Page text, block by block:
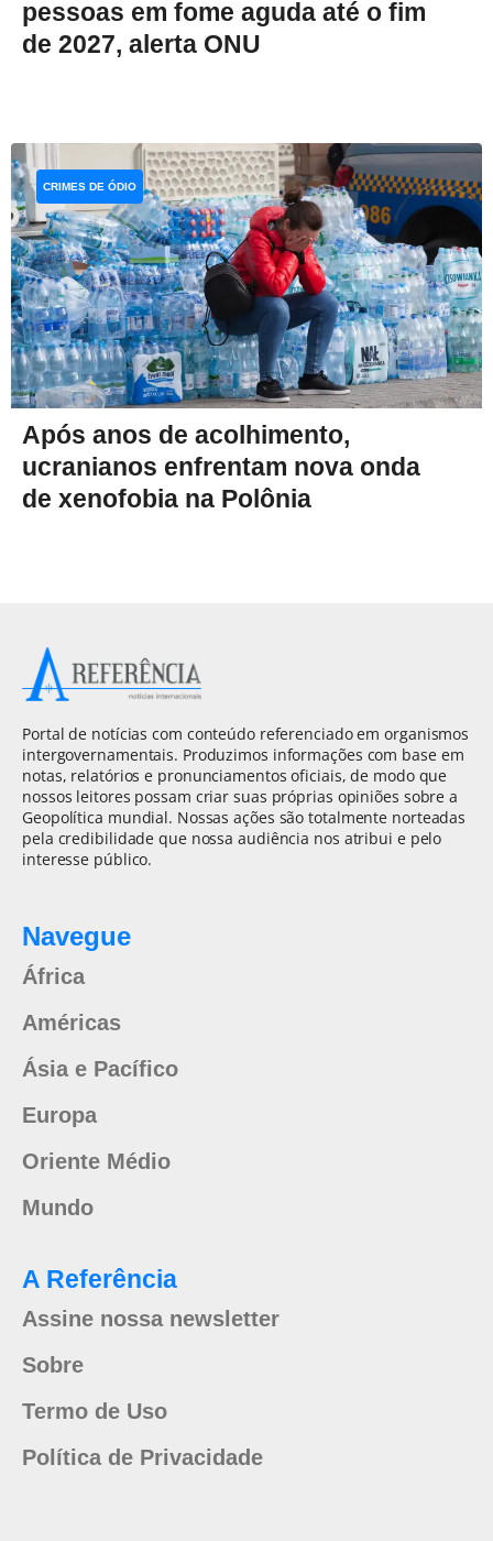
pessoas em fome aguda até o fim
de 2027, alerta ONU
Após anos de acolhimento,
ucranianos enfrentam nova onda
de xenofobia na Polônia
CRIMES DE ÓDIO
Portal de notícias com conteúdo referenciado em organismos
intergovernamentais. Produzimos informações com base em
notas, relatórios e pronunciamentos oficiais, de modo que
nossos leitores possam criar suas próprias opiniões sobre a
Geopolítica mundial. Nossas ações são totalmente norteadas
pela credibilidade que nossa audiência nos atribui e pelo
interesse público.
Navegue
África
Américas
Ásia e Pacífico
Europa
Oriente Médio
Mundo
A Referência
Assine nossa newsletter
Sobre
Termo de Uso
Política de Privacidade